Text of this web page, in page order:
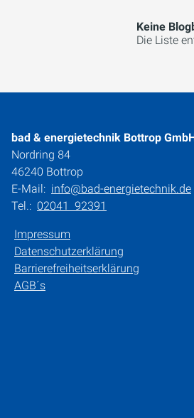
Keine
Die Liste
bad & energietechnik Bottrop
Nordring 84
46240 Bottrop
E-Mail: info@bad-energietechnik.de
Tel.: 02041 92391
Impressum
Datenschutzerklärung
Barrierefreiheitserklärung
AGB´s